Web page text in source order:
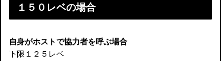
１５０レベの場合
自身がホストで協力者を呼ぶ場合
下限１２５レベ